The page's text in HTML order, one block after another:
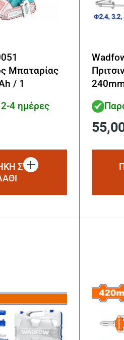
Μπαταρίας
/ 1
4 ημέρες
ΣΤΟ